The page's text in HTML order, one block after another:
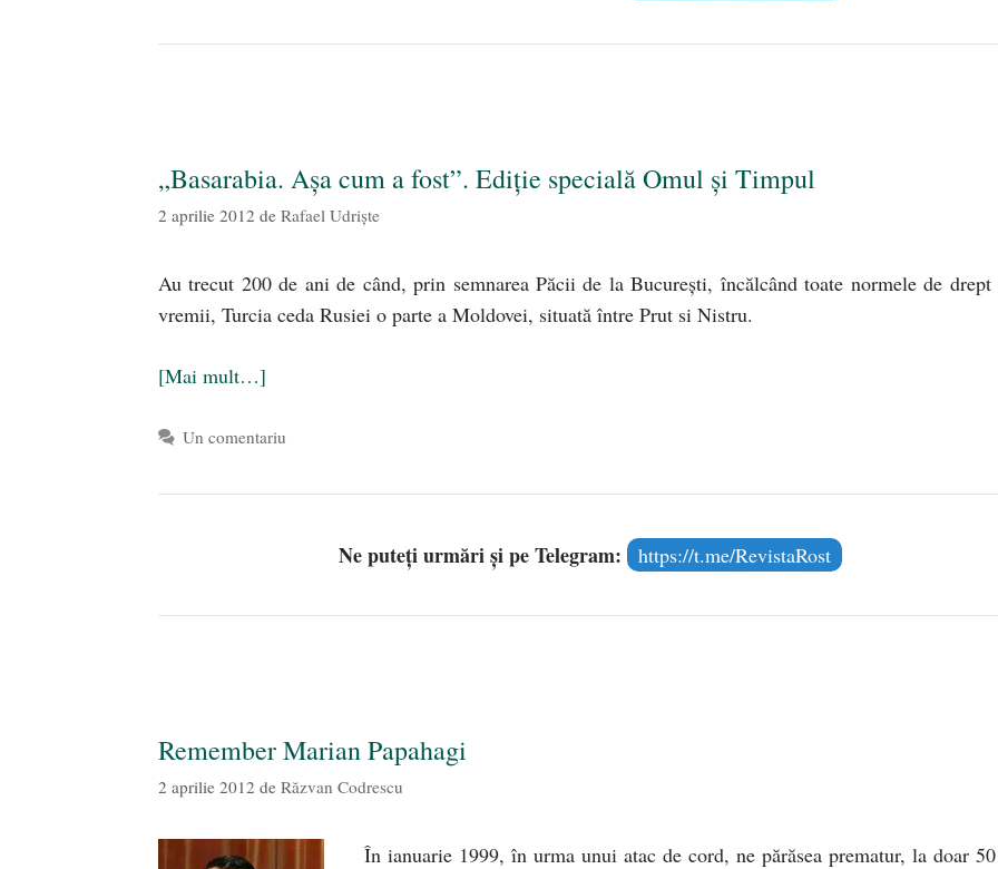
„Basarabia. Așa cum a fost”. Ediție specială Omul și Timpul
2 aprilie 2012 de Rafael Udriște
Au trecut 200 de ani de când, prin semnarea Păcii de la Bucureşti, încălcând toate normele de drept
vremii, Turcia ceda Rusiei o parte a Moldovei, situată între Prut si Nistru.
[Mai mult…]
Un comentariu
Ne puteți urmări și pe Telegram: https://t.me/RevistaRost
Remember Marian Papahagi
2 aprilie 2012 de Răzvan Codrescu
În ianuarie 1999, în urma unui atac de cord, ne părăsea prematur, la doar